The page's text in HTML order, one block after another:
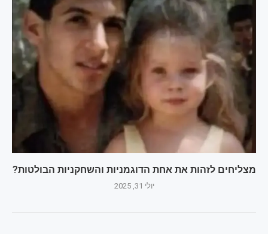
מצליחים לזהות את אחת הדוגמניות והשחקניות הבולטות?
יולי 31, 2025